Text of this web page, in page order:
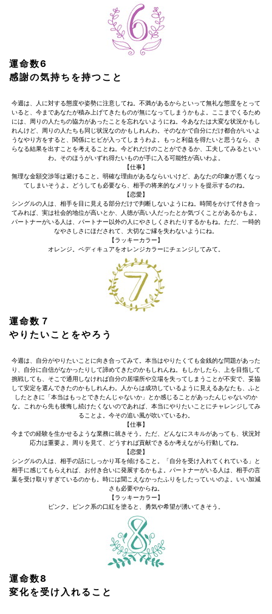
運命数6
感謝の気持ちを持つこと
今週は、人に対する態度や姿勢に注意してね。不満があるからといって無礼な態度をとって
いると、今まであなたが積み上げてきたものが無になってしまうかもよ。ここまでくるため
には、周りの人たちの協力があったことを忘れないようにね。今あなたは大変な状況かもし
れんけど、周りの人たちも同じ状況なのかもしれんわ。そのなかで自分にだけ都合がいいよ
うなやり方をすると、関係にヒビが入ってしまうわよ。もっと利益を得たいと思うなら、さ
らなる結果を出すことを考えることね。今どれだけのことができるか、工夫してみるといい
わ。そのほうがいずれ得たいものが手に入る可能性が高いわよ。
【仕事】
無理な金額交渉等は避けること。明確な理由があるならいいけど、あなたの印象が悪くなっ
てしまいそうよ。どうしても必要なら、相手の将来的なメリットを提示するのね。
【恋愛】
シングルの人は、相手を目に見える部分だけで判断しないようにね。時間をかけて付き合っ
てみれば、実は社会的地位が高いとか、人徳が高い人だったとか気づくことがあるかもよ。
パートナーがいる人は、パートナー以外の人にやさしくされたりするかもね。ただ、一時的
なやさしさにほだされて、大切なご縁を失わないようにね。
【ラッキーカラー】
オレンジ。ペディキュアをオレンジカラーにチェンジしてみて。
運命数７
やりたいことをやろう
今週は、自分がやりたいことに向き合ってみて。本当はやりたくても金銭的な問題があった
り、自分に自信がなかったりして諦めてきたのかもしれんね。もしかしたら、上を目指して
挑戦しても、そこで通用しなければ自分の居場所や立場を失ってしまうことが不安で、妥協
して安定を選んできたのかもしれんわ。人からは成功しているように見えるあなたも、ふと
したときに「本当はもっとできたんじゃないか」とか感じることがあったんじゃないのか
な。これから先も後悔し続けたくないのであれば、本当にやりたいことにチャレンジしてみ
ることよ。今その追い風が吹いているわ。
【仕事】
今までの経験を生かせるような業務に就きそう。ただ、どんなにスキルがあっても、状況対
応力は重要よ。周りを見て、どうすれば貢献できるか考えながら行動してね。
【恋愛】
シングルの人は、相手の話にしっかり耳を傾けること。「自分を受け入れてくれている」と
相手に感じてもらえれば、お付き合いに発展するかもよ。パートナーがいる人は、相手の言
葉を受け取りすぎているのかも。時には聞こえなかったふりをしたっていいのよ。いい加減
さも必要やからね。
【ラッキーカラー】
ピンク。ピンク系の口紅を塗ると、勇気や希望が湧いてきそう。
運命数8
変化を受け入れること